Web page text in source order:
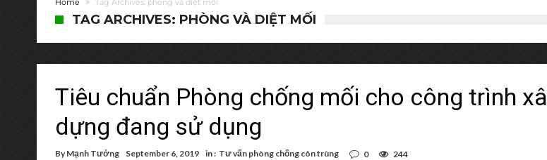
Home Tag Archives: phòng và diệt mối
TAG ARCHIVES: PHÒNG VÀ DIỆT MỐI
Tiêu chuẩn Phòng chống mối cho công trình
dựng đang sử dụng
By Mạnh Tưởng September 6, 2019 in : Tư vấn phòng chống côn trùng 0 244